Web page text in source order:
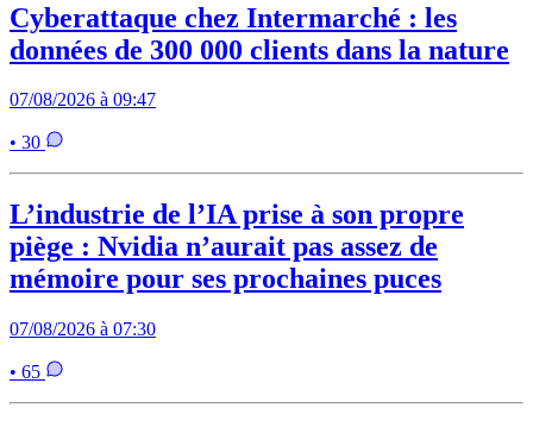
Cyberattaque chez Intermarché : les
données de 300 000 clients dans la nature
07/08/2026 à 09:47
• 30
L’industrie de l’IA prise à son propre
piège : Nvidia n’aurait pas assez de
mémoire pour ses prochaines puces
07/08/2026 à 07:30
• 65